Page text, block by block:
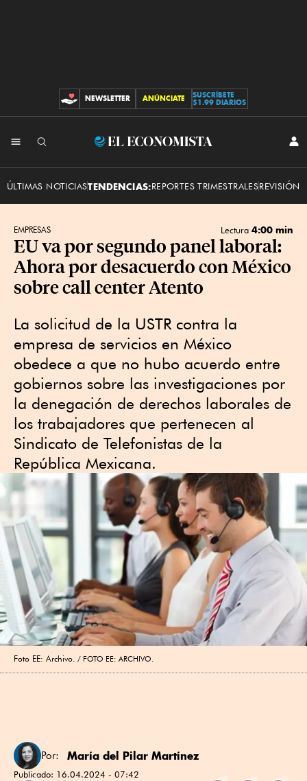
CONTRIBUCIONES
NEWSLETTER ANÚNCIATE
SUSCRÍBETE
$1.99 DIARIOS
El
ÚLTIMAS NOTICIASTENDENCIAS:REPORTES TRIMESTRALESREVISIÓN
EMPRESAS Lectura 4:00 min
EU va por segundo panel laboral:
Ahora por desacuerdo con México
sobre call center Atento
La solicitud de la USTR contra la
empresa de servicios en México
obedece a que no hubo acuerdo entre
gobiernos sobre las investigaciones por
la denegación de derechos laborales de
los trabajadores que pertenecen al
Sindicato de Telefonistas de la
República Mexicana.
Foto EE: Archivo. FOTO EE: ARCHIVO.
Por: María del Pilar Martínez
Publicado: 16.04.2024 - 07:42